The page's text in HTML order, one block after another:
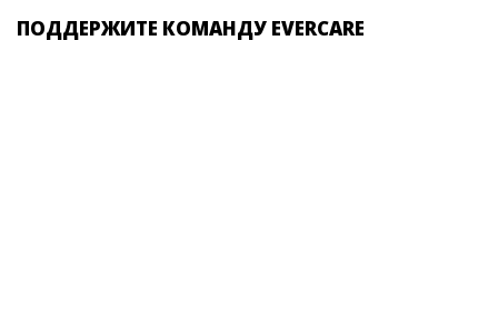
ПОДДЕРЖИТЕ КОМАНДУ EVERCARE